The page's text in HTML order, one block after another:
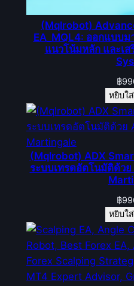
(Mqlrobot)
EA_MQL4: ออกแบบม
แนวโน้มหลัก และเ
฿
หยิบใ
(Mqlrobot) ADX
ระบบเทรดอัตโนมัติด้ว
฿
หยิบใ